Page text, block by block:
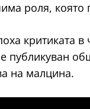
роля,
критиката
публикуван
на малцина.